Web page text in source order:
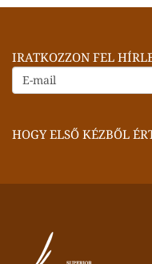
IRATKOZZON FEL
HOGY ELSŐ KÉZBŐL